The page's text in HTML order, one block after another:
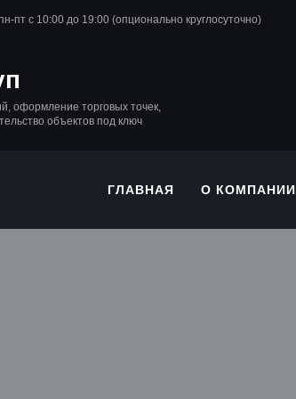
пт с 10:00 до 19:00 (опционально круглосуточно)
оформление торговых точек,
объектов под ключ
ГЛАВНАЯ О КОМПАНИИ